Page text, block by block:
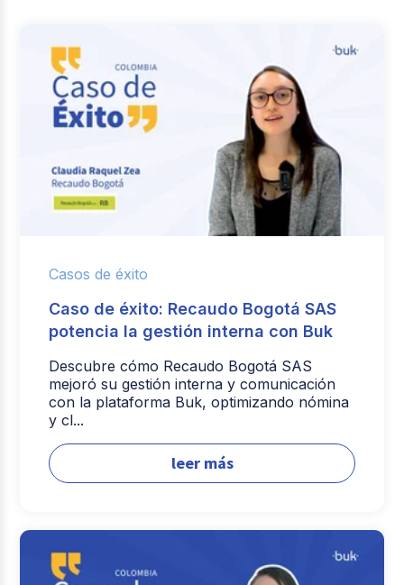
Casos de éxito
Caso de éxito: Recaudo Bogotá SAS
potencia la gestión interna con Buk
Descubre cómo Recaudo Bogotá SAS
mejoró su gestión interna y comunicación
con la plataforma Buk, optimizando nómina
y cl...
leer más